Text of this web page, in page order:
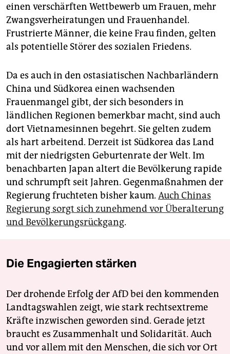
einen verschärften Wettbewerb um Frauen, mehr
Zwangsverheiratungen und Frauenhandel.
Frustrierte Männer, die keine Frau finden, gelten
als potentielle Störer des sozialen Friedens.
Da es auch in den ostasiatischen Nachbarländern
China und Südkorea einen wachsenden
Frauenmangel gibt, der sich besonders in
ländlichen Regionen bemerkbar macht, sind auch
dort Vietnamesinnen begehrt. Sie gelten zudem
als hart arbeitend. Derzeit ist Südkorea das Land
mit der niedrigsten Geburtenrate der Welt. Im
benachbarten Japan altert die Bevölkerung rapide
und schrumpft seit Jahren. Gegenmaßnahmen der
Regierung fruchteten bisher kaum. Auch Chinas
Regierung sorgt sich zunehmend vor Überalterung
und Bevölkerungsrückgang.
Die Engagierten stärken
Der drohende Erfolg der AfD bei den kommenden
Landtagswahlen zeigt, wie stark rechtsextreme
Kräfte inzwischen geworden sind. Gerade jetzt
braucht es Zusammenhalt und Solidarität. Auch
und vor allem mit den Menschen, die sich vor Ort